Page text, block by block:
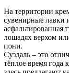
На территории
сувенирные лавки
асфальтированная
лошадях верхом
пони.
Суздаль – это
тёплое время года